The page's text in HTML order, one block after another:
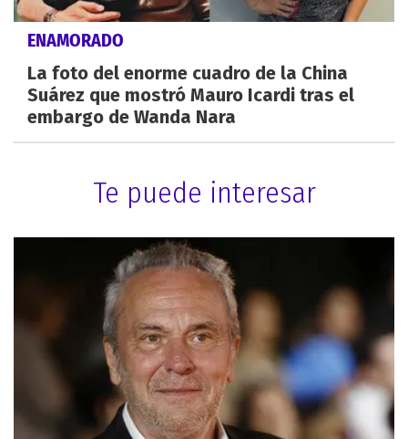
ENAMORADO
La foto del enorme cuadro de la China
Suárez que mostró Mauro Icardi tras el
embargo de Wanda Nara
Te puede interesar